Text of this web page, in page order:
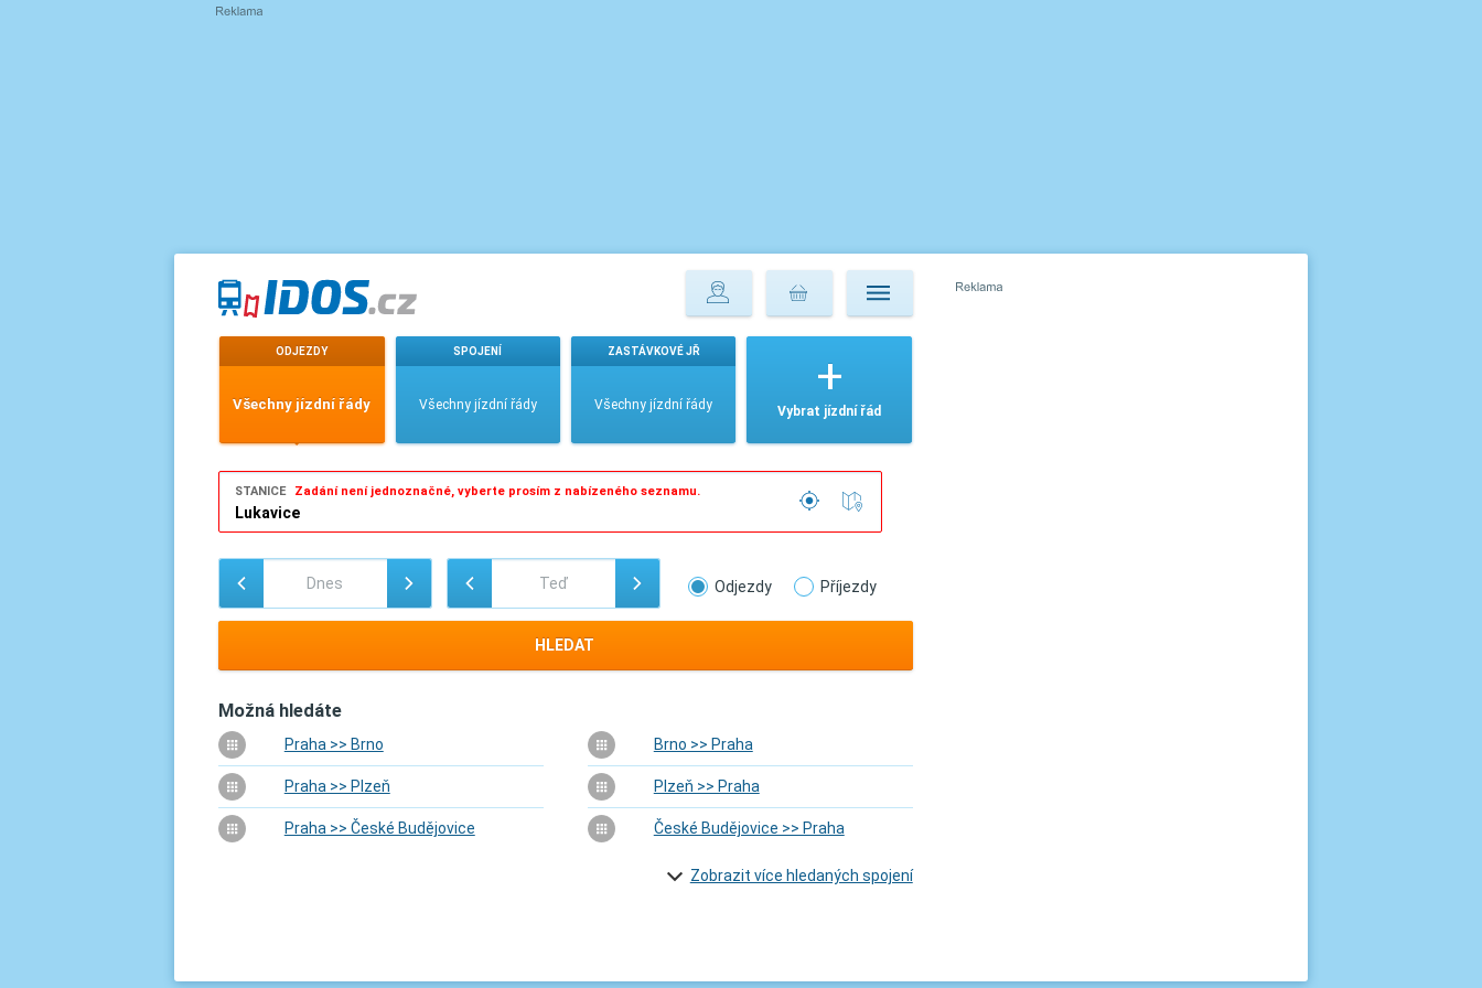
ODJEZDY
Všechny jízdní řády
SPOJENÍ
Všechny jízdní řády
ZASTÁVKOVÉ JŘ
Všechny jízdní řády Vybrat jízdní řád
STANICE Zadání není jednoznačné, vyberte prosím z nabízeného seznamu.
Odjezdy Příjezdy
HLEDAT
Možná hledáte
Praha >> Brno Brno >> Praha
Praha >> Plzeň Plzeň >> Praha
Praha >> České Budějovice České Budějovice >> Praha
Zobrazit více hledaných spojení